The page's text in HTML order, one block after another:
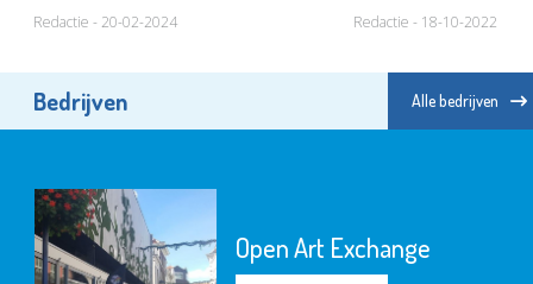
Redactie - 20-02-2024 Redactie - 18-10-2022
Bedrijven Alle bedrijven
Open Art Exchange